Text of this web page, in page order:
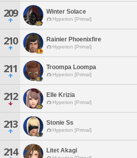
209 Winter Solace
Hyperion [Primal]
210 Rainier Phoenixfire
Hyperion [Primal]
211 Troompa Loompa
Hyperion [Primal]
212 Elle Krizia
Hyperion [Primal]
213 Stonie Ss
Hyperion [Primal]
214 Litet Akagi